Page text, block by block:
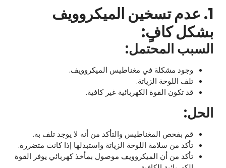
1. عدم تسخين الميكروويف
بشكل كافٍ:
السبب المحتمل:
وجود مشكلة في مغناطيس الميكروويف.
تلف اللوحة الزياتة.
قد تكون القوة الكهربائية غير كافية.
الحل:
قم بفحص المغناطيس والتأكد من أنه لا يوجد تلف به.
تأكد من سلامة اللوحة الزياتة واستبدلها إذا كانت متضررة.
تأكد من أن الميكروويف موصول بمأخذ كهربائي يوفر القوة